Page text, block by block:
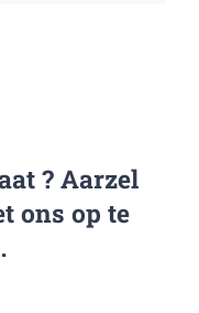
? Aarzel
ons op te